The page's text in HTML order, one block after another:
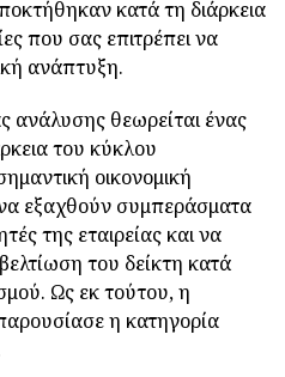
κατά τη διάρκεια
που σας επιτρέπει να
ανάπτυξη.
ανάλυσης θεωρείται ένας
του κύκλου
οικονομική
εξαχθούν συμπεράσματα
της εταιρείας και να
του δείκτη κατά
Ως εκ τούτου, η
η κατηγορία